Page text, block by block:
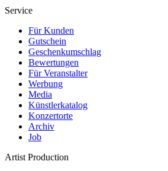
Service
Für Kunden
Gutschein
Geschenkumschlag
Bewertungen
Für Veranstalter
Werbung
Media
Künstlerkatalog
Konzertorte
Archiv
Job
Artist Production